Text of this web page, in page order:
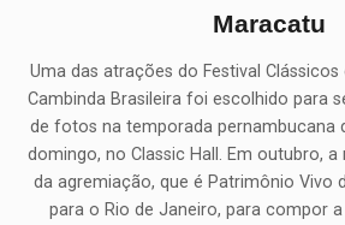
Maracatu
Uma das atrações do Festival
Cambinda Brasileira foi escolhido para
de fotos na temporada pernambucana
domingo, no Classic Hall. Em outubro,
da agremiação, que é Patrimônio Vivo
para o Rio de Janeiro, para compor